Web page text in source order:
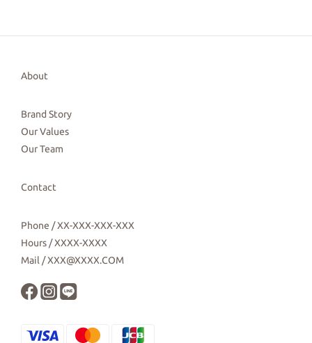
About
Brand Story
Our Values
Our Team
Contact
Phone / XX-XXX-XXX-XXX
Hours / XXXX-XXXX
Mail / XXX@XXXX.COM